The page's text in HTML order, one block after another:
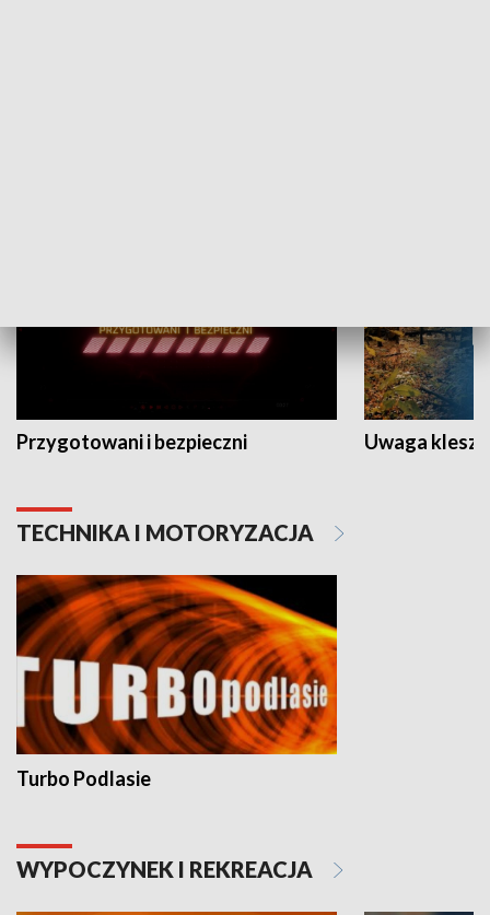
Przygotowani i bezpieczni Uwaga
TECHNIKA I MOTORYZACJA
Turbo Podlasie
WYPOCZYNEK I REKREACJA